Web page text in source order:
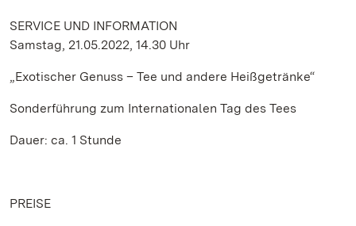
SERVICE UND INFORMATION
Samstag, 21.05.2022, 14.30 Uhr
„Exotischer Genuss – Tee und andere Heißgetränke“
Sonderführung zum Internationalen Tag des Tees
Dauer: ca. 1 Stunde
PREISE